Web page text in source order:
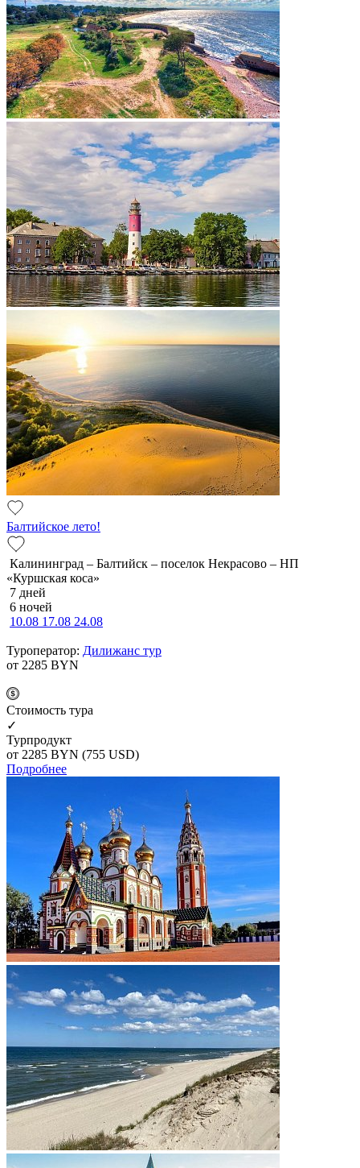
Балтийское лето!
Калининград – Балтийск – поселок Некрасово – НП
«Куршская коса»
7 дней
6 ночей
10.08 17.08 24.08
Туроператор: Дилижанс тур
от 2285 BYN
Cтоимость тура
✓
Турпродукт
от 2285 BYN (755 USD)
Подробнее